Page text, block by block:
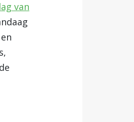
van